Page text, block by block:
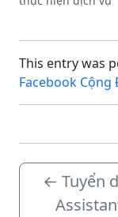
time — ưu tiên
tuần)!
Địa điểm:
This entry was
Facebook Cộng
← Tuyển